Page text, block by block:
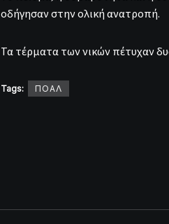
οδήγησαν στην ολική ανατροπή.
Τα τέρματα των νικών πέτυχαν
Tags: ΠΟΑΛ